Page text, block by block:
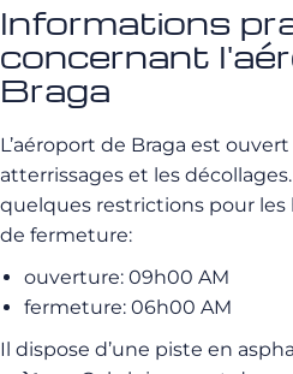
Informations
concernant
Braga
L’aéroport de Braga est ouvert
atterrissages et les
quelques restrictions pour les
de fermeture:
ouverture: 09h00 AM
fermeture: 06h00 AM
Il dispose d’une piste en